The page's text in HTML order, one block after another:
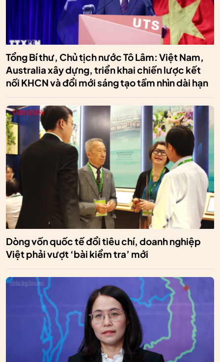
Tổng Bí thư, Chủ tịch nước Tô Lâm: Việt Nam,
Australia xây dựng, triển khai chiến lược kết
nối KHCN và đổi mới sáng tạo tầm nhìn dài hạn
Dòng vốn quốc tế đổi tiêu chí, doanh nghiệp
Việt phải vượt ‘bài kiểm tra’ mới